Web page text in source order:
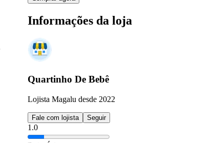
Informações da loja
Quartinho De Bebê
Lojista Magalu desde 2022
Fale com lojista Seguir
1.0